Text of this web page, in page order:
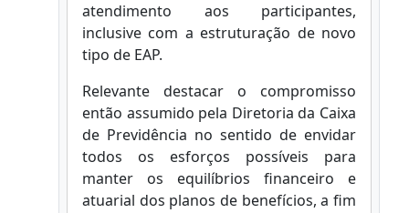
atendimento aos participantes,
inclusive com a estruturação de novo
tipo de EAP.
Relevante destacar o compromisso
então assumido pela Diretoria da Caixa
de Previdência no sentido de envidar
todos os esforços possíveis para
manter os equilíbrios financeiro e
atuarial dos planos de benefícios, a fim